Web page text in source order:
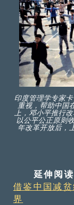
印度管理学专家
重视，帮助中国
上，邓小平推行
以公平公正原则
年改革开放后，
延伸阅读
借鉴中国减
界